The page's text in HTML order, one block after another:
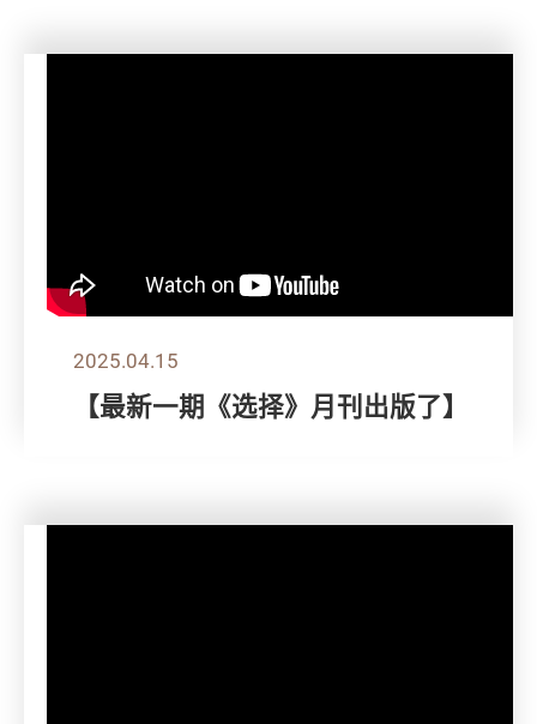
2025.04.15
【最新一期《选择》月刊出版了】